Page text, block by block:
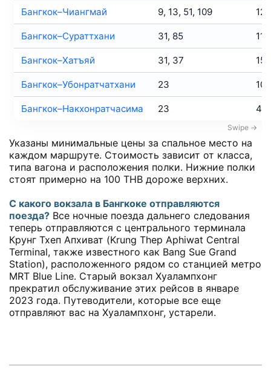
Бангкок–Чиангмай 9, 13, 51, 109
Бангкок–Сураттхани 31, 85
Бангкок–Хатъяй 31, 37
Бангкок–Убонратчатхани 23
Бангкок–Накхонратчасима 23
Указаны минимальные цены за спальное место на
каждом маршруте. Стоимость зависит от класса,
типа вагона и расположения полки. Нижние полки
стоят примерно на 100 THB дороже верхних.
С какого вокзала в Бангкоке отправляются
поезда? Все ночные поезда дальнего следования
теперь отправляются с центрального терминала
Крунг Тхеп Апхиват (Krung Thep Aphiwat Central
Terminal, также известного как Bang Sue Grand
Station), расположенного рядом со станцией метро
MRT Blue Line. Старый вокзал Хуалампхонг
прекратил обслуживание этих рейсов в январе
2023 года. Путеводители, которые все еще
отправляют вас на Хуалампхонг, устарели.